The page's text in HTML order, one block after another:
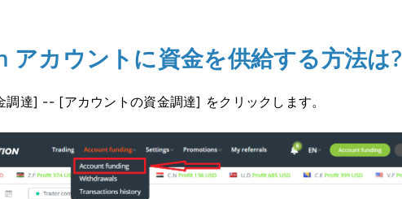
アカウントに資金を供給する方法は?
調達] -- [アカウントの資金調達] をクリックします。